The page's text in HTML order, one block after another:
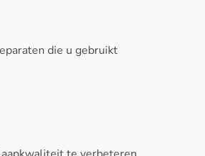
die u gebruikt